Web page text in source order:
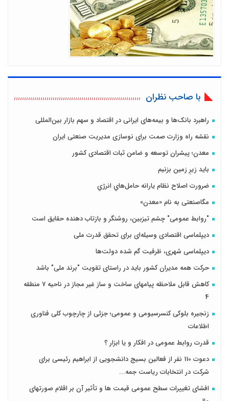
با صاحب نظران
راهبرد بانک‌ها و بیمه‌های ایرانی در اقتصاد و سهم بازار بین‌المللی
نقشه راه وزارت صمت برای نوسازی مدیریت صنعتی ایران
معدن؛ پیشران توسعه و ضامن ثبات اقتصادی کشور
باید زیرِ زمین بزنیم
ضرورت اصلاح نظام يارانه حامل‌هاي انرژي
مگاصنعتی به نام «معدن»
"روابط عمومی" چشم تیزبین، روشنگر و بازتاب دهنده حقایق است
دیپلماسی اقتصادی وسیله‌ای برای تحقق قدرت ملی
دیپلماسی شهری، ظرفیت گم شده دولت‌ها
حرکت همه مدیران کشور باید در راستای تقویت "برند ملی" باشد
کاهش قابل ملاحظه پیامهای ساخت و ساز غیر مجاز در ناحیه 7 منطقه
4
زنجیره بلوکی کنسرسیومی و عمومی؛ جزئی از چارچوب کلی فناوری
اطلاعات
قدرت روابط عمومی در افکار و یا ابزار ؟
دعوت 110 نفر از فعالین بسیج دانشجویی از ابراهیم رئیسی برای
شرکت در انتخابات ریاست جمه...
افشای تغییرات سطح عمومی قیمت ها و تأثیر آن بر اقلام صورتهای